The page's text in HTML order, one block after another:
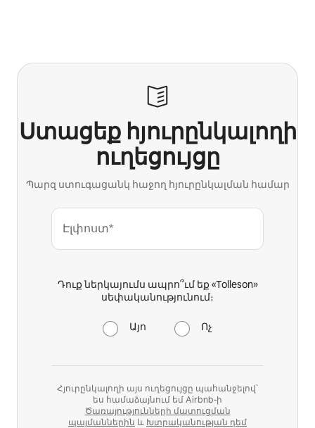
Ստացեք հյուրընկալողի
ուղեցույցը
Պարզ ստուգացանկ հաջող հյուրընկալման համար
Էլփոստ*
Դուք ներկայումս ապրո՞ւմ եք «Tolleson»
սեփականությունում։
Այո Ոչ
Հյուրընկալողի այս ուղեցույցը պահանջելով՝
ես համաձայնում եմ Airbnb-ի
Ծառայությունների մատուցման
պայմաններին և Խտրականության դեմ